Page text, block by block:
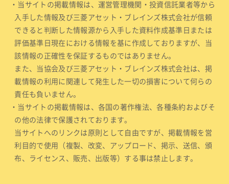
・当サイトの掲載情報は、運営管理機関・投資信託業者等から
入手した情報及び三菱アセット・ブレインズ株式会社が信頼
できると判断した情報源から入手した資料作成基準日または
評価基準日現在における情報を基に作成しておりますが、当
該情報の正確性を保証するものではありません。
また、当協会及び三菱アセット・ブレインズ株式会社は、掲
載情報の利用に関連して発生した一切の損害について何らの
責任も負いません。
・当サイトの掲載情報は、各国の著作権法、各種条約およびそ
の他の法律で保護されております。
当サイトへのリンクは原則として自由ですが、掲載情報を営
利目的で使用（複製、改変、アップロード、掲示、送信、頒
布、ライセンス、販売、出版等）する事は禁止します。